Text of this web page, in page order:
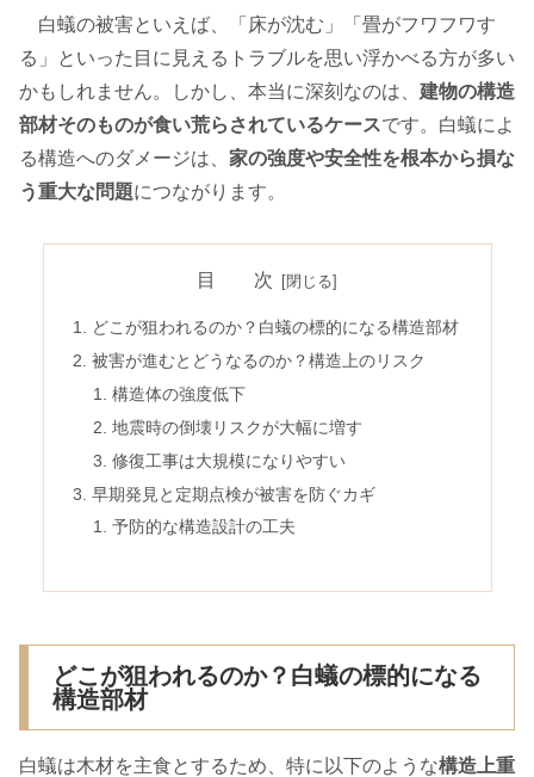
白蟻の被害といえば、「床が沈む」「畳がフワフワす
る」といった目に見えるトラブルを思い浮かべる方が多い
かもしれません。しかし、本当に深刻なのは、 建物の構造
部材そのものが食い荒らされているケースです。白蟻によ
る構造へのダメージは、 家の強度や安全性を根本から損な
う重大な問題につながります。
目 次
どこが狙われるのか？白蟻の標的になる構造部材
被害が進むとどうなるのか？構造上のリスク
構造体の強度低下
地震時の倒壊リスクが大幅に増す
修復工事は大規模になりやすい
早期発見と定期点検が被害を防ぐカギ
予防的な構造設計の工夫
どこが狙われるのか？白蟻の標的になる
構造部材
白蟻は木材を主食とするため、特に以下のような構造上重